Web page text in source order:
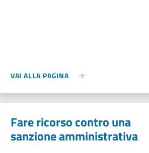
VAI ALLA PAGINA
Fare ricorso contro una
sanzione amministrativa